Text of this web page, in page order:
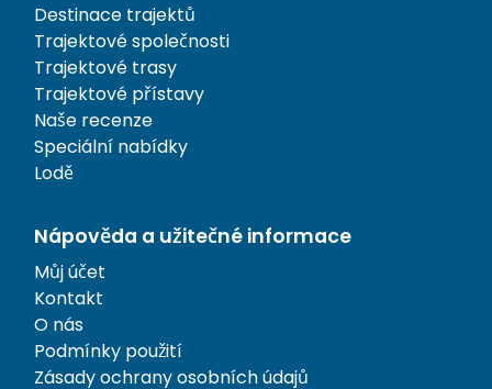
Destinace trajektů
Trajektové společnosti
Trajektové trasy
Trajektové přístavy
Naše recenze
Speciální nabídky
Lodě
Nápověda a užitečné informace
Můj účet
Kontakt
O nás
Podmínky použití
Zásady ochrany osobních údajů